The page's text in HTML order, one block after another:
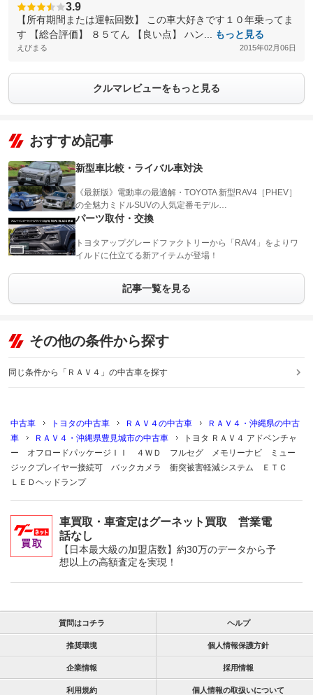
3.9
【所有期間または運転回数】 この車大好きです１０年乗ってま
す 【総合評価】 ８５てん 【良い点】 ハン...
もっと見る
えびまる 2015年02月06日
クルマレビューをもっと見る
おすすめ記事
新型車比較・ライバル車対決
《最新版》電動車の最適解・TOYOTA 新型RAV4［PHEV］
の全魅力ミドルSUVの人気定番モデル…
パーツ取付・交換
トヨタアップグレードファクトリーから「RAV4」をよりワ
イルドに仕立てる新アイテムが登場！
記事一覧を見る
その他の条件から探す
同じ条件から「ＲＡＶ４」の中古車を探す
中古車 トヨタの中古車 ＲＡＶ４の中古車
ＲＡＶ４・沖縄県の中古
車
ＲＡＶ４・沖縄県豊見城市の中古車
トヨタ ＲＡＶ４ アドベンチャ
ー オフロードパッケージＩＩ ４ＷＤ フルセグ メモリーナビ ミュー
ジックプレイヤー接続可 バックカメラ 衝突被害軽減システム ＥＴＣ
ＬＥＤヘッドランプ
車買取・車査定はグーネット買取 営業電
話なし
【日本最大級の加盟店数】約30万のデータから予
想以上の高額査定を実現！
質問はコチラ ヘルプ
推奨環境 個人情報保護方針
企業情報 採用情報
利用規約 個人情報の取扱いについて